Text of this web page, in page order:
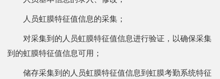
人员虹膜特征值信息的采集；
对采集到的人员虹膜特征值信息进行验证，以确保采集
到的虹膜特征值信息可用；
储存采集到的人员虹膜特征值信息到虹膜考勤系统特征